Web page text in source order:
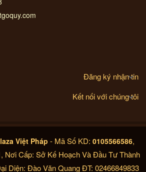
Đăng ký nhận tin
Kết nối với chúng tôi
Việt Pháp - Mã Số KD: 0105566586,
Nơi Cấp: Sở Kế Hoạch Và Đầu Tư Thành
Diện: Đào Văn Quang ĐT: 02466849833